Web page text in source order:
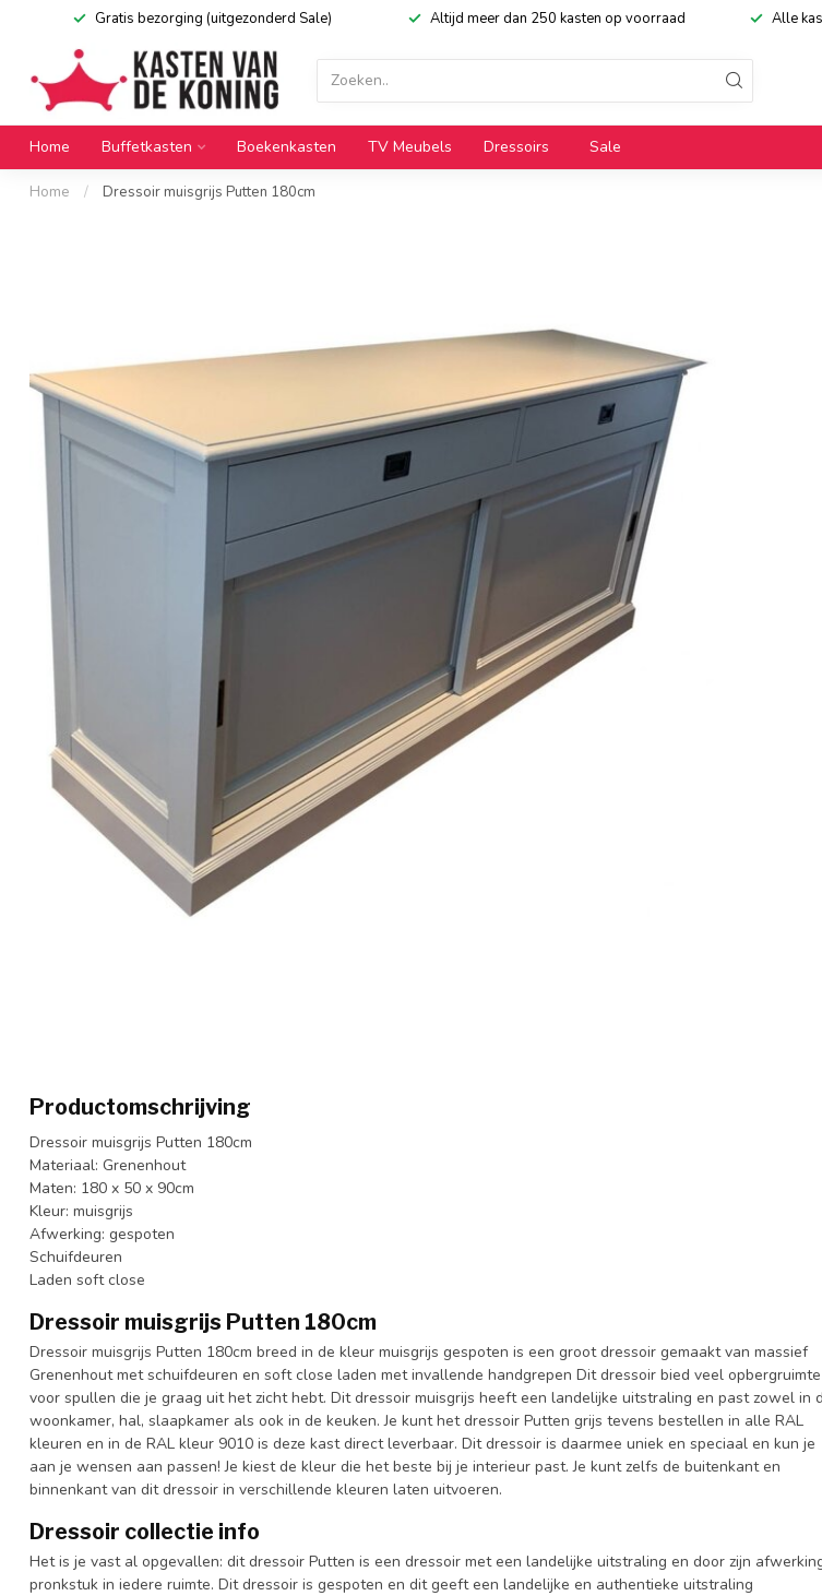
Gratis bezorging (uitgezonderd Sale) Altijd meer dan 250 kasten op voorraad Alle
Home Buffetkasten Boekenkasten TV Meubels Dressoirs Sale
Home / Dressoir muisgrijs Putten 180cm
Productomschrijving
Dressoir muisgrijs Putten 180cm
Materiaal: Grenenhout
Maten: 180 x 50 x 90cm
Kleur: muisgrijs
Afwerking: gespoten
Schuifdeuren
Laden soft close
Dressoir muisgrijs Putten 180cm
Dressoir muisgrijs Putten 180cm breed in de kleur muisgrijs gespoten is een groot dressoir gemaakt van massief
Grenenhout met schuifdeuren en soft close laden met invallende handgrepen Dit dressoir bied veel opbergruimte
voor spullen die je graag uit het zicht hebt. Dit dressoir muisgrijs heeft een landelijke uitstraling en past zowel in
woonkamer, hal, slaapkamer als ook in de keuken. Je kunt het dressoir Putten grijs tevens bestellen in alle RAL
kleuren en in de RAL kleur 9010 is deze kast direct leverbaar. Dit dressoir is daarmee uniek en speciaal en kun je
aan je wensen aan passen! Je kiest de kleur die het beste bij je interieur past. Je kunt zelfs de buitenkant en
binnenkant van dit dressoir in verschillende kleuren laten uitvoeren.
Dressoir collectie info
Het is je vast al opgevallen: dit dressoir Putten is een dressoir met een landelijke uitstraling en door zijn
pronkstuk in iedere ruimte. Dit dressoir is gespoten en dit geeft een landelijke en authentieke uitstraling